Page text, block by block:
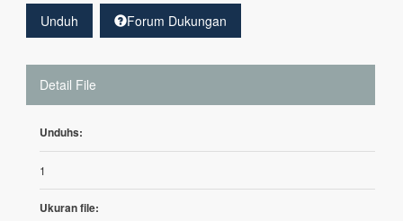
Unduh Forum Dukungan
Detail File
Unduhs:
1
Ukuran file: